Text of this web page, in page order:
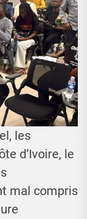
les
d’Ivoire, le
mal compris